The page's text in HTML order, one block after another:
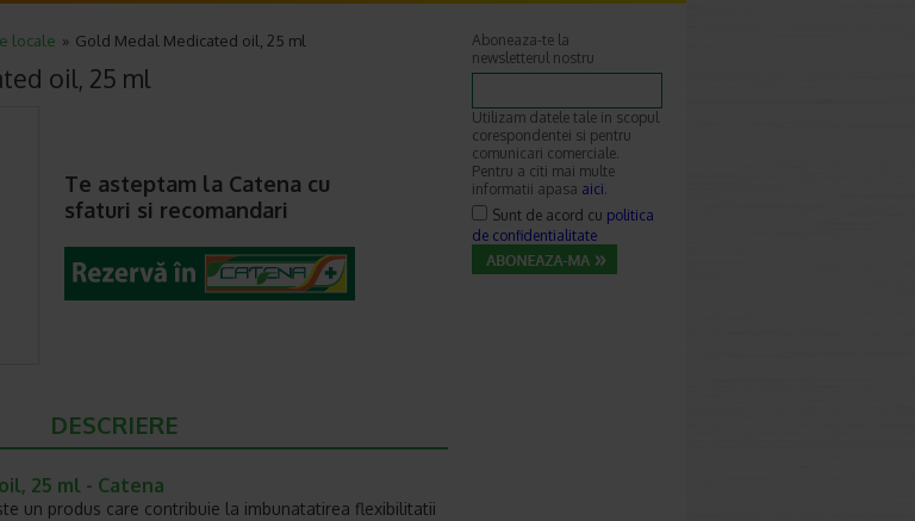
locale Gold Medal Medicated oil, 25 ml
oil, 25 ml
Te asteptam la Catena cu
sfaturi si recomandari
DESCRIERE
25 ml - Catena
un produs care contribuie la imbunatatirea flexibilitatii
Aboneaza-te la
newsletterul nostru
Utilizam datele tale in scopul
corespondentei si pentru
comunicari comerciale.
Pentru a citi mai multe
informatii apasa aici.
Sunt de acord cu politica
de confidentialitate